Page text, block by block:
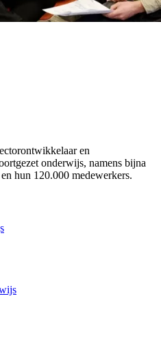
en
onderwijs, namens bijna
hun 120.000 medewerkers.